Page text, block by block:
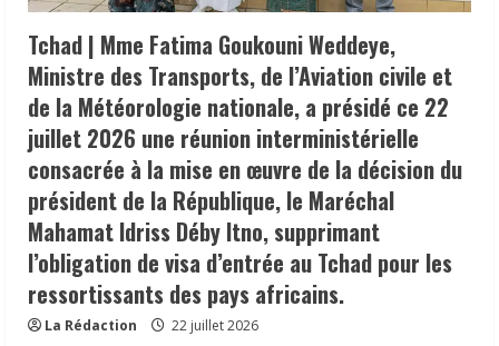
Tchad | Mme Fatima Goukouni Weddeye,
Ministre des Transports, de l’Aviation civile et
de la Météorologie nationale, a présidé ce 22
juillet 2026 une réunion interministérielle
consacrée à la mise en œuvre de la décision du
président de la République, le Maréchal
Mahamat Idriss Déby Itno, supprimant
l’obligation de visa d’entrée au Tchad pour les
ressortissants des pays africains.
La Rédaction 22 juillet 2026